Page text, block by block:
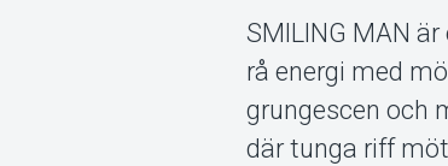
SMILING MAN
rå energi med
grungescen och
där tunga riff